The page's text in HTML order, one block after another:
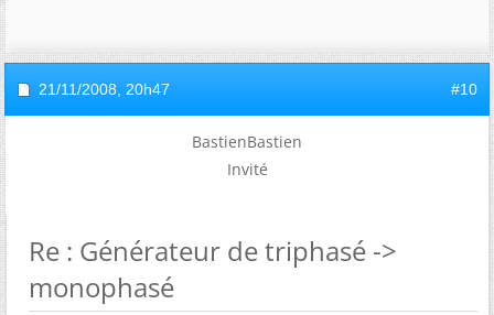
21/11/2008, 20h47 #10
BastienBastien
Invité
Re : Générateur de triphasé ->
monophasé